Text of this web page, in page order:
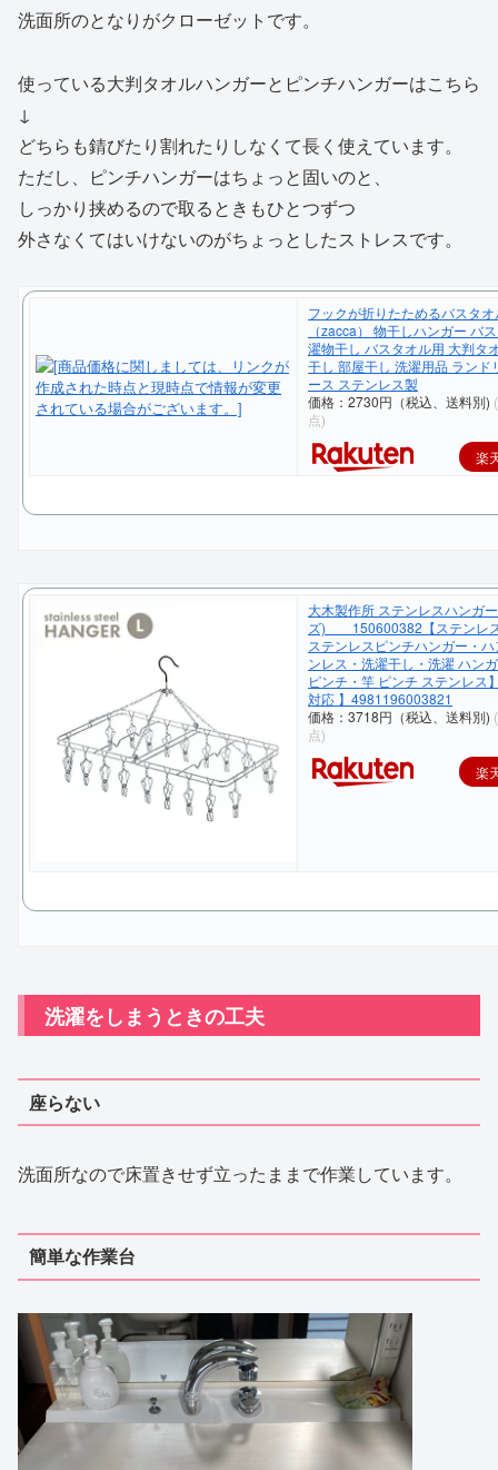
洗面所のとなりがクローゼットです。
使っている大判タオルハンガーとピンチハンガーはこちら
↓
どちらも錆びたり割れたりしなくて長く使えています。
ただし、ピンチハンガーはちょっと固いのと、
しっかり挟めるので取るときもひとつずつ
外さなくてはいけないのがちょっとしたストレスです。
フックが折りたためるバスタ
（zacca） 物干しハンガー バ
濯物干し バスタオル用 大判タ
干し 部屋干し 洗濯用品 ランド
ース ステンレス製
価格：2730円（税込、送料別)
点)
楽
大木製作所 ステンレスハンガ
ズ) 150600382【ステンレ
ステンレスピンチハンガー・
ンレス・洗濯干し・洗濯 ハン
ピンチ・竿 ピンチ ステンレス
対応 】4981196003821
価格：3718円（税込、送料別)
点)
楽
洗濯をしまうときの工夫
座らない
洗面所なので床置きせず立ったままで作業しています。
簡単な作業台